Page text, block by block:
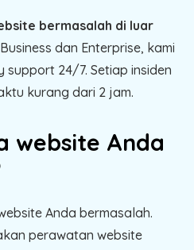
bermasalah di luar
dan Enterprise, kami
support 24/7. Setiap insiden
kurang dari 2 jam.
website Anda
Anda bermasalah.
perawatan website